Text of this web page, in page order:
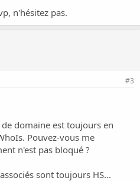
n'hésitez pas.
#3
domaine est toujours en
Pouvez-vous me
n'est pas bloqué ?
sont toujours HS...